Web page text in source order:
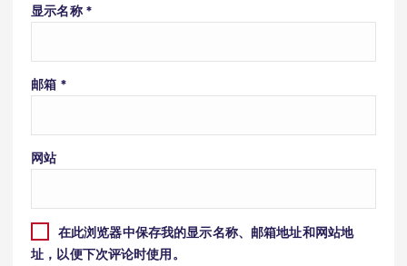
显示名称 *
邮箱 *
网站
在此浏览器中保存我的显示名称、邮箱地址和网站地
址，以便下次评论时使用。